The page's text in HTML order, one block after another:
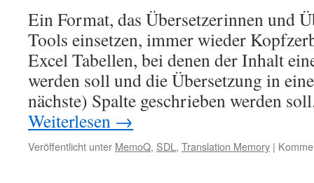
Ein Format, das Übersetzerinnen und
Tools einsetzen, immer wieder
Excel Tabellen, bei denen der Inhalt
werden soll und die Übersetzung in
nächste) Spalte geschrieben werden
Weiterlesen →
Veröffentlicht unter MemoQ, SDL , Translation Memory |